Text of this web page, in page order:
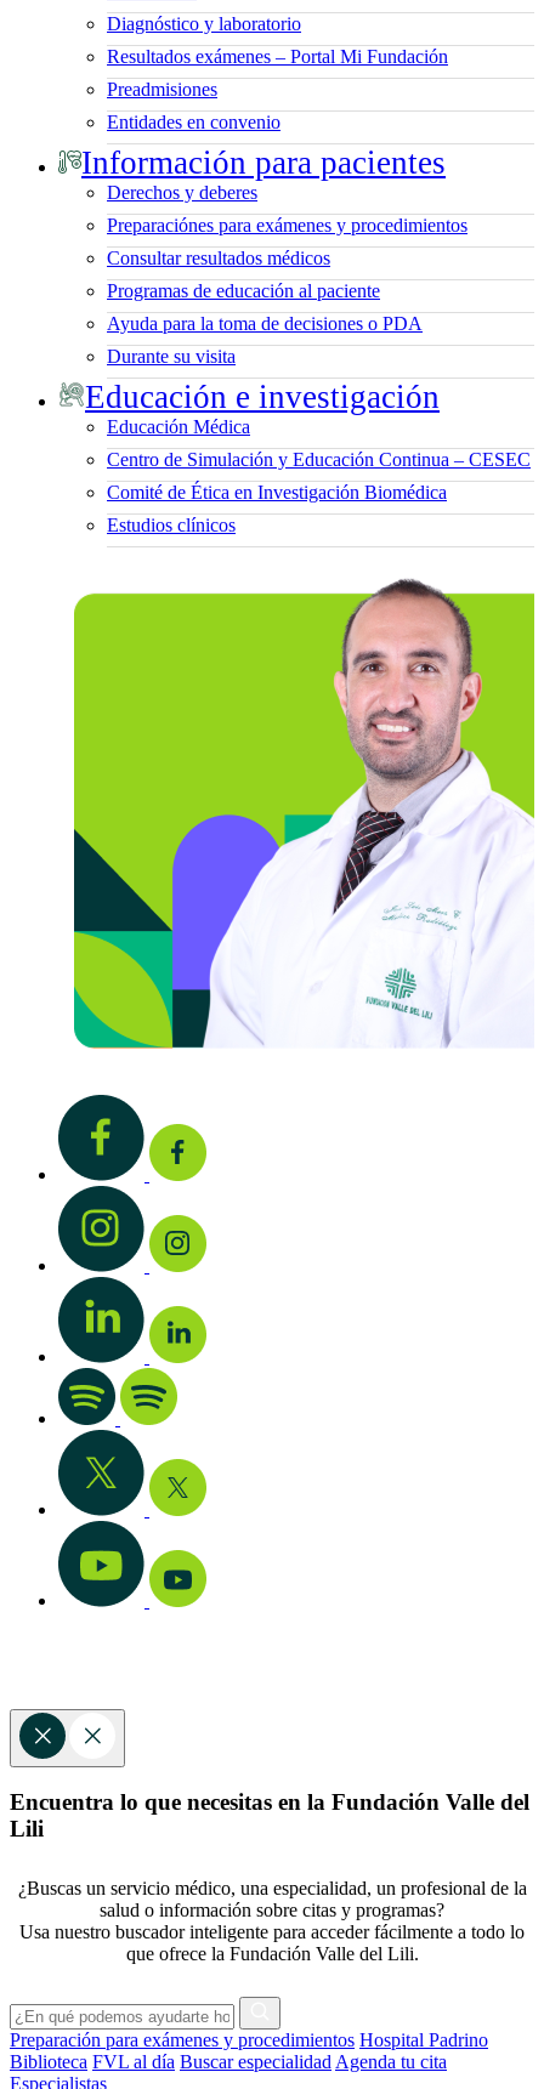
Diagnóstico y laboratorio
Resultados exámenes – Portal Mi Fundación
Preadmisiones
Entidades en convenio
Información para pacientes
Derechos y deberes
Preparaciónes para exámenes y procedimientos
Consultar resultados médicos
Programas de educación al paciente
Ayuda para la toma de decisiones o PDA
Durante su visita
Educación e investigación
Educación Médica
Centro de Simulación y Educación Continua – CESEC
Comité de Ética en Investigación Biomédica
Estudios clínicos
Encuentra lo que necesitas en la Fundación Valle del
Lili
¿Buscas un servicio médico, una especialidad, un profesional de la
salud o información sobre citas y programas?
Usa nuestro buscador inteligente para acceder fácilmente a todo lo
que ofrece la Fundación Valle del Lili.
Preparación para exámenes y procedimientos Hospital Padrino
Biblioteca FVL al día Buscar especialidad Agenda tu cita
Especialistas